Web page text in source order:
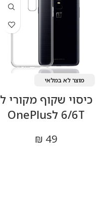
מוצר לא במלאי
כיסוי שקוף מקורי ל
6/6T לOnePlus
₪ 49